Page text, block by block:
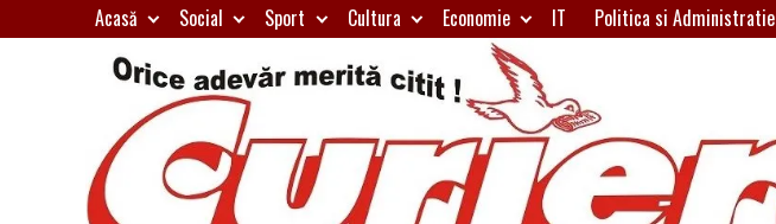
to
Acasă Social Sport Cultura Economie IT Politica si Administratie